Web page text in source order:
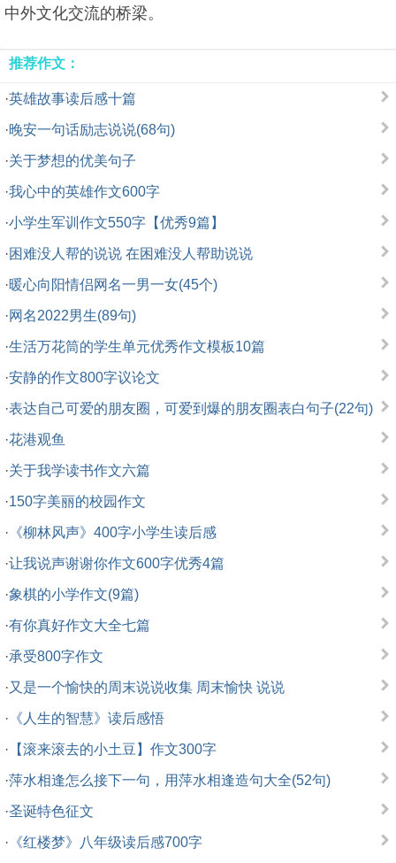
中外文化交流的桥梁。
推荐作文：
·英雄故事读后感十篇
·晚安一句话励志说说(68句)
·关于梦想的优美句子
·我心中的英雄作文600字
·小学生军训作文550字【优秀9篇】
·困难没人帮的说说 在困难没人帮助说说
·暖心向阳情侣网名一男一女(45个)
·网名2022男生(89句)
·生活万花筒的学生单元优秀作文模板10篇
·安静的作文800字议论文
·表达自己可爱的朋友圈，可爱到爆的朋友圈表白句子(22句)
·花港观鱼
·关于我学读书作文六篇
·150字美丽的校园作文
· 《柳林风声》400字小学生读后感
·让我说声谢谢你作文600字优秀4篇
·象棋的小学作文(9篇)
·有你真好作文大全七篇
·承受800字作文
·又是一个愉快的周末说说收集 周末愉快 说说
· 《人生的智慧》读后感悟
· 【滚来滚去的小土豆】作文300字
·萍水相逢怎么接下一句，用萍水相逢造句大全(52句)
·圣诞特色征文
· 《红楼梦》八年级读后感700字